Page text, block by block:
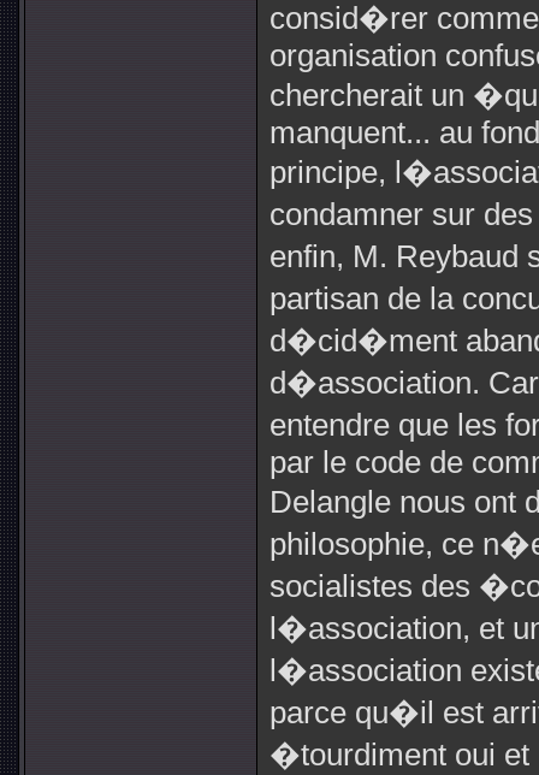
consid�rer
organisation
chercherait un
manquent... au
principe,
condamner sur
enfin, M.
partisan de la
d�cid�ment
d�association.
entendre que les
par le code de
Delangle nous ont
philosophie, ce
socialistes des
l�association, et
l�association
parce qu�il est
�tourdiment oui et